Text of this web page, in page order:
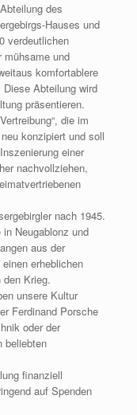
des
Hauses und
verdeutlichen
mühsame und
komfortablere
Abteilung wird
präsentieren.
die im
konzipiert und soll
einer
nachvollziehen,
nach 1945.
Neugablonz und
aus der
erheblichen
Krieg.
unsere Kultur
Ferdinand Porsche
oder der
beliebten
finanziell
auf Spenden